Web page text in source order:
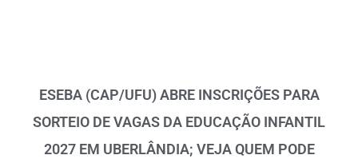
ESEBA (CAP/UFU) ABRE INSCRIÇÕES PARA
SORTEIO DE VAGAS DA EDUCAÇÃO INFANTIL
2027 EM UBERLÂNDIA; VEJA QUEM PODE